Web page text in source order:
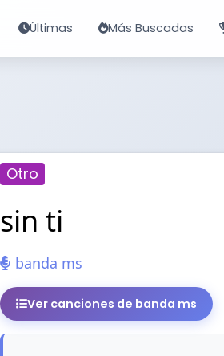
Últimas Más Buscadas
Otro
sin ti
banda ms
Ver canciones de banda ms